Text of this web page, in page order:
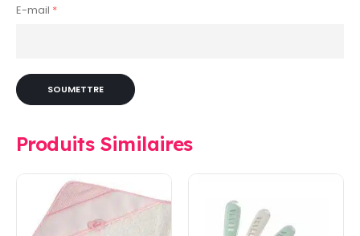
E-mail *
Produits Similaires